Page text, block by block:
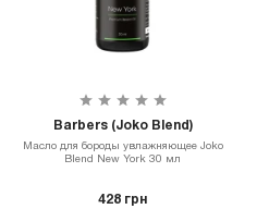
Barbers (Joko Blend)
Масло для бороды увлажняющее Joko
Blend New York 30 мл
428 грн